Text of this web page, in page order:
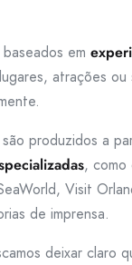
em
atrações
produzidos a
, como
Visit
de imprensa.
deixar claro